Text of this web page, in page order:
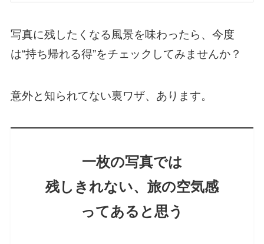
写真に残したくなる風景を味わったら、今度
は“持ち帰れる得”をチェックしてみませんか？
意外と知られてない裏ワザ、あります。
一枚の写真では
残しきれない、旅の空気感
ってあると思う